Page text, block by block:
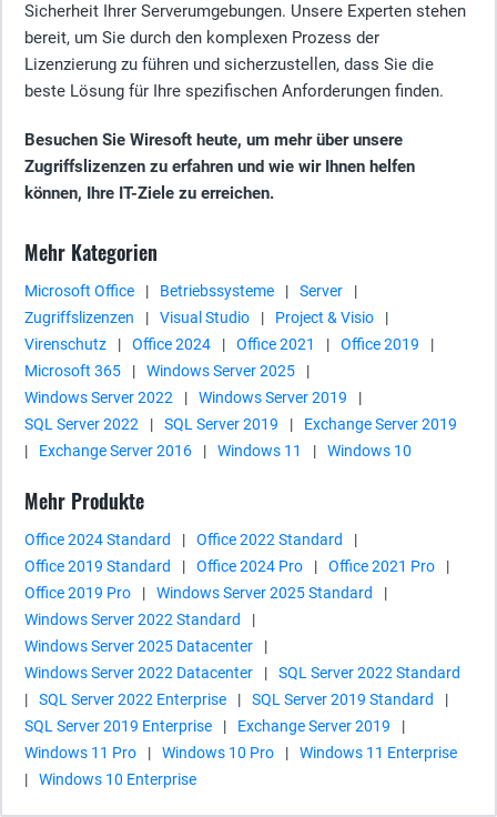
Sicherheit Ihrer Serverumgebungen. Unsere Experten stehen
bereit, um Sie durch den komplexen Prozess der
Lizenzierung zu führen und sicherzustellen, dass Sie die
beste Lösung für Ihre spezifischen Anforderungen finden.
Besuchen Sie Wiresoft heute, um mehr über unsere
Zugriffslizenzen zu erfahren und wie wir Ihnen helfen
können, Ihre IT-Ziele zu erreichen.
Mehr Kategorien
Microsoft Office | Betriebssysteme | Server
|
Zugriffslizenzen
| Visual Studio | Project & Visio
|
Virenschutz
| Office 2024 | Office 2021 | Office 2019
|
Microsoft 365
| Windows Server 2025
|
Windows Server 2022
| Windows Server 2019
|
SQL Server 2022
| SQL Server 2019 |
Exchange Server 2019
|
Exchange Server 2016 | Windows 11 | Windows 10
Mehr Produkte
Office 2024 Standard | Office 2022 Standard
|
Office 2019 Standard
| Office 2024 Pro | Office 2021 Pro
|
Office 2019 Pro
| Windows Server 2025 Standard
|
Windows Server 2022 Standard
|
Windows Server 2025 Datacenter
|
Windows Server 2022 Datacenter
|
SQL Server 2022 Standard
|
SQL Server 2022 Enterprise | SQL Server 2019 Standard
|
SQL Server 2019 Enterprise
| Exchange Server 2019
|
Windows 11 Pro
| Windows 10 Pro |
Windows 11 Enterprise
|
Windows 10 Enterprise